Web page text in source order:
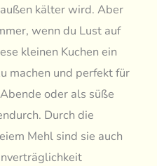
kälter wird. Aber
wenn du Lust auf
kleinen Kuchen ein
machen und perfekt für
oder als süße
Durch die
Mehl sind sie auch